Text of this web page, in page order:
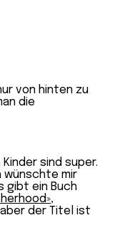
sind super.
wünschte mir
gibt ein Buch
,
der Titel ist